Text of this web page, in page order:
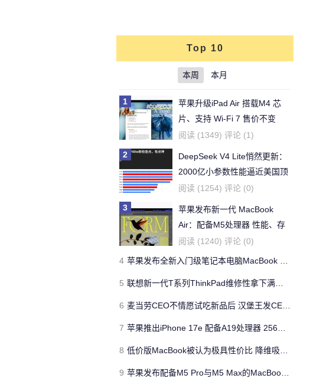
Top 10
本周 本月
1
苹果升级iPad Air 搭载M4 芯
片、支持 Wi‑Fi 7 售价不变
阅读 (1349) 评论 (1)
2
DeepSeek V4 Lite悄然更新：
2000亿小参数性能逼近美国顶
流
阅读 (1254) 评论 (0)
3
苹果发布新一代 MacBook
Air：配备M5处理器 性能、存
储与 AI 全面升级 ​
阅读 (1240) 评论 (0)
4 苹果发布全新入门级笔记本电脑MacBook Neo 起售价599美元
5 联想新一代T系列ThinkPad维修性拿下满分10/10
6 麦当劳CEO不情愿试吃新品后 汉堡王发CEO狠咬皇堡视频借势营销
7 苹果推出iPhone 17e 配备A19处理器 256GB容量起步 刘海屏依旧
8 低价版MacBook被认为极具性价比 降维吸引Windows与Chromebook用户
9 苹果发布配备M5 Pro与M5 Max的MacBook Pro 本地AI能力再升级 ​